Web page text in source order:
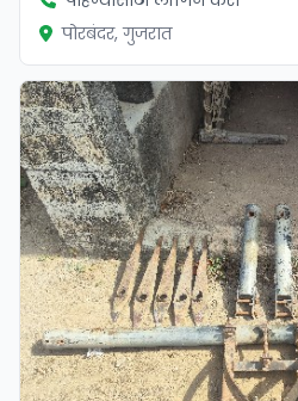
पोरबंदर, गुजरात